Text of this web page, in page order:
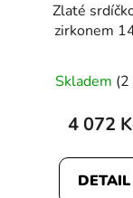
Zlaté
zirkonem
Skladem (2
4 072
DETAIL